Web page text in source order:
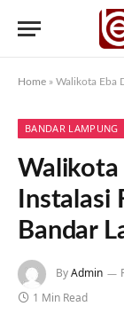
Home » Walikota Eba
BANDAR LAMPUNG
Walikota
Instalasi
Bandar
ByAdmin
1 Min Read